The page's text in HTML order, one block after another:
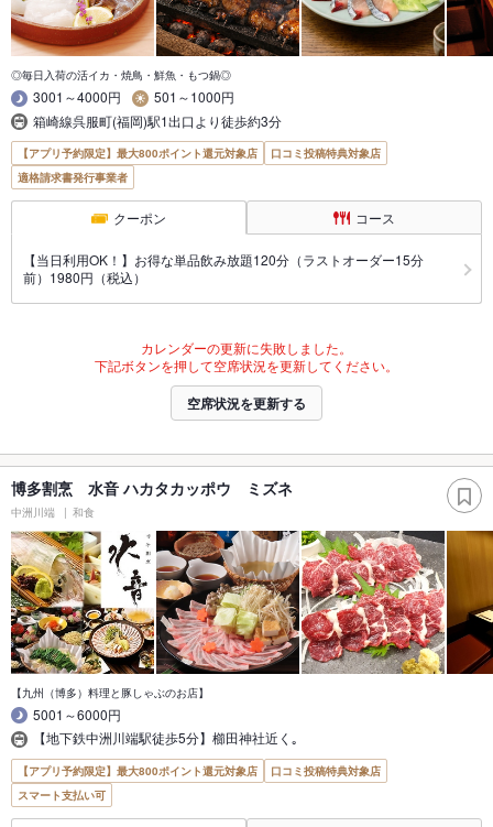
◎毎日入荷の活イカ・焼鳥・鮮魚・もつ鍋◎
3001～4000円
501～1000円
箱崎線呉服町(福岡)駅1出口より徒歩約3分
【アプリ予約限定】最大800ポイント還元対象店
口コミ投稿特典対象店
適格請求書発行事業者
クーポン コース
【当日利用OK！】お得な単品飲み放題120分（ラストオーダー15分
前）1980円（税込）
カレンダーの更新に失敗しました。
下記ボタンを押して空席状況を更新してください。
空席状況を更新する
博多割烹 水音 ハカタカッポウ ミズネ
中洲川端 和食
【九州（博多）料理と豚しゃぶのお店】
5001～6000円
【地下鉄中洲川端駅徒歩5分】櫛田神社近く｡
【アプリ予約限定】最大800ポイント還元対象店
口コミ投稿特典対象店
スマート支払い可